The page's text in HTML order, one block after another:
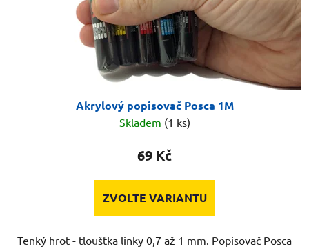
Akrylový popisovač Posca 1M
Skladem (1 ks)
69 Kč
ZVOLTE VARIANTU
Tenký hrot - tloušťka linky 0,7 až 1 mm. Popisovač Posca